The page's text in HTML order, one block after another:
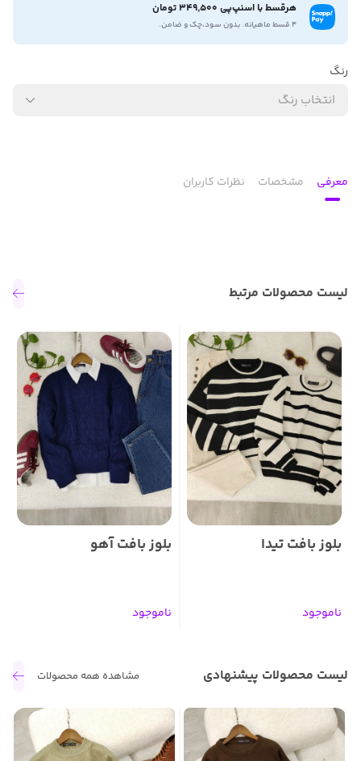
هرقسط با اسنپ‌پی 349,500 تومان
۴ قسط ماهیانه. بدون سود،چک و ضامن.
رنگ
انتخاب رنگ
معرفی مشخصات نظرات کاربران
لیست محصولات مرتبط
بلوز بافت تیدا
ناموجود
بلوز بافت آهو
ناموجود
لیست محصولات پیشنهادی مشاهده همه محصولات